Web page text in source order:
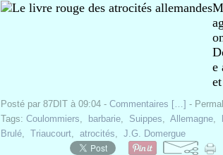
e
Posté par 87DIT à 09:04 - Commentaires […] -
Tags: Coulommiers, barbarie, Suippes, Allemagne,
Brulé, Triaucourt, atrocités, J.G. Domergue